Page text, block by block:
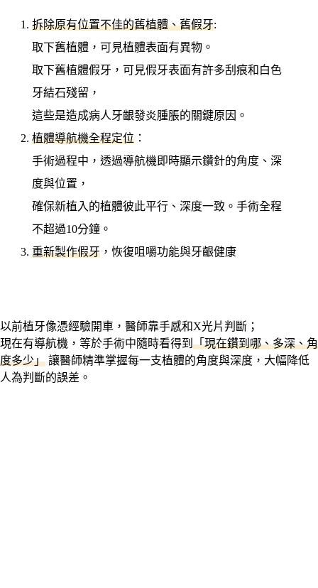
拆除原有位置不佳的舊植體、舊假牙:
取下舊植體，可見植體表面有異物。
取下舊植體假牙，可見假牙表面有許多刮痕和白色
牙結石殘留，
這些是造成病人牙齦發炎腫脹的關鍵原因。
植體導航機全程定位 ：
手術過程中，透過導航機即時顯示鑽針的角度、深
度與位置，
確保新植入的植體彼此平行、深度一致。手術全程
不超過10分鐘。
重新製作假牙 ，恢復咀嚼功能與牙齦健康
以前植牙像憑經驗開車，醫師靠手感和X光片判斷；
現在有導航機，等於手術中隨時看得到 「現在鑽到哪、多深、角
度多少」 讓醫師精準掌握每一支植體的角度與深度，大幅降低
人為判斷的誤差。